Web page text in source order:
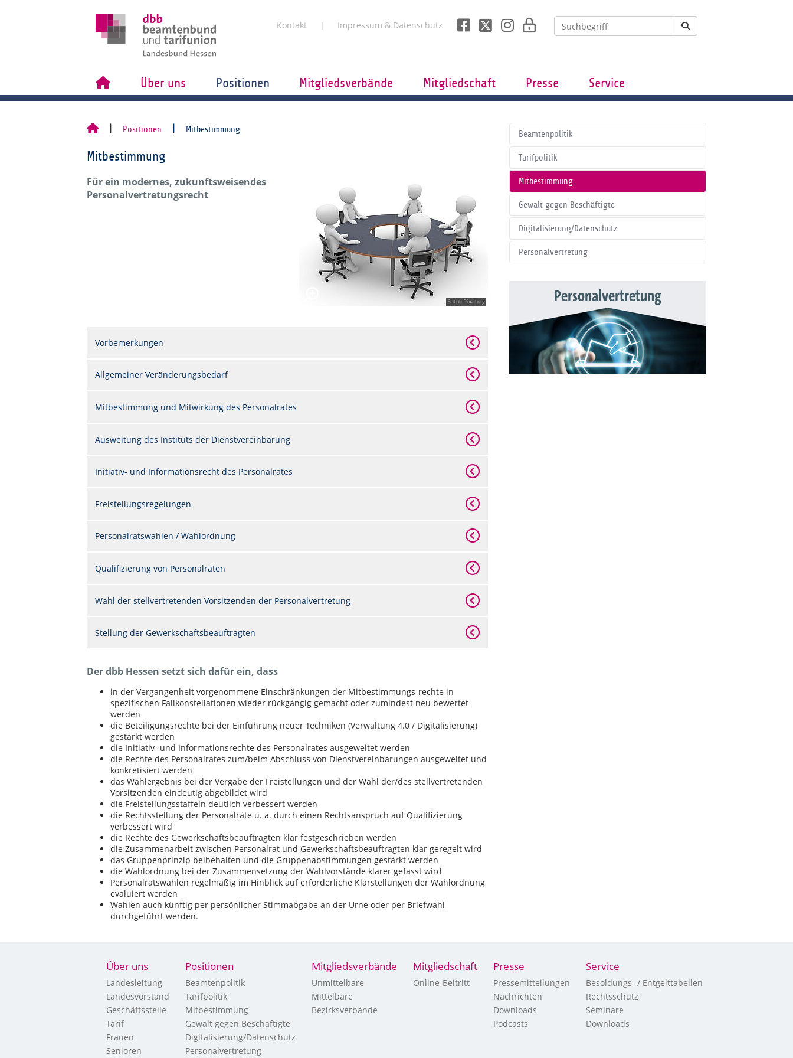
Kontakt Impressum & Datenschutz
Über uns Positionen Mitgliedsverbände Mitgliedschaft Presse Service
Positionen Mitbestimmung
Mitbestimmung
Foto: Pixabay
Für ein modernes, zukunftsweisendes
Personalvertretungsrecht
Vorbemerkungen
Allgemeiner Veränderungsbedarf
Mitbestimmung und Mitwirkung des Personalrates
Ausweitung des Instituts der Dienstvereinbarung
Initiativ- und Informationsrecht des Personalrates
Freistellungsregelungen
Personalratswahlen / Wahlordnung
Qualifizierung von Personalräten
Wahl der stellvertretenden Vorsitzenden der Personalvertretung
Stellung der Gewerkschaftsbeauftragten
Der dbb Hessen setzt sich dafür ein, dass
in der Vergangenheit vorgenommene Einschränkungen der Mitbestimmungs-rechte in
spezifischen Fallkonstellationen wieder rückgängig gemacht oder zumindest neu bewertet
werden
die Beteiligungsrechte bei der Einführung neuer Techniken (Verwaltung 4.0 / Digitalisierung)
gestärkt werden
die Initiativ- und Informationsrechte des Personalrates ausgeweitet werden
die Rechte des Personalrates zum/beim Abschluss von Dienstvereinbarungen ausgeweitet und
konkretisiert werden
das Wahlergebnis bei der Vergabe der Freistellungen und der Wahl der/des stellvertretenden
Vorsitzenden eindeutig abgebildet wird
die Freistellungsstaffeln deutlich verbessert werden
die Rechtsstellung der Personalräte u. a. durch einen Rechtsanspruch auf Qualifizierung
verbessert wird
die Rechte des Gewerkschaftsbeauftragten klar festgeschrieben werden
die Zusammenarbeit zwischen Personalrat und Gewerkschaftsbeauftragten klar geregelt wird
das Gruppenprinzip beibehalten und die Gruppenabstimmungen gestärkt werden
die Wahlordnung bei der Zusammensetzung der Wahlvorstände klarer gefasst wird
Personalratswahlen regelmäßig im Hinblick auf erforderliche Klarstellungen der Wahlordnung
evaluiert werden
Wahlen auch künftig per persönlicher Stimmabgabe an der Urne oder per Briefwahl
durchgeführt werden.
Beamtenpolitik
Tarifpolitik
Mitbestimmung
Gewalt gegen Beschäftigte
Digitalisierung/Datenschutz
Personalvertretung
Personalvertretung
Über uns
Landesleitung
Landesvorstand
Geschäftsstelle
Tarif
Frauen
Senioren
Positionen
Beamtenpolitik
Tarifpolitik
Mitbestimmung
Gewalt gegen Beschäftigte
Digitalisierung/Datenschutz
Personalvertretung
Mitgliedsverbände
Unmittelbare
Mittelbare
Bezirksverbände
Mitgliedschaft
Online-Beitritt
Presse
Pressemitteilungen
Nachrichten
Downloads
Podcasts
Service
Besoldungs- / Entgelttabellen
Rechtsschutz
Seminare
Downloads